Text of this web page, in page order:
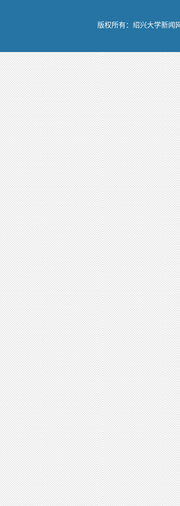
版权所有：绍兴大学新闻